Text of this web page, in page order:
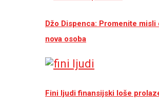
Džo Dispenca: Promenite
nova osoba
Fini ljudi finansijski loše